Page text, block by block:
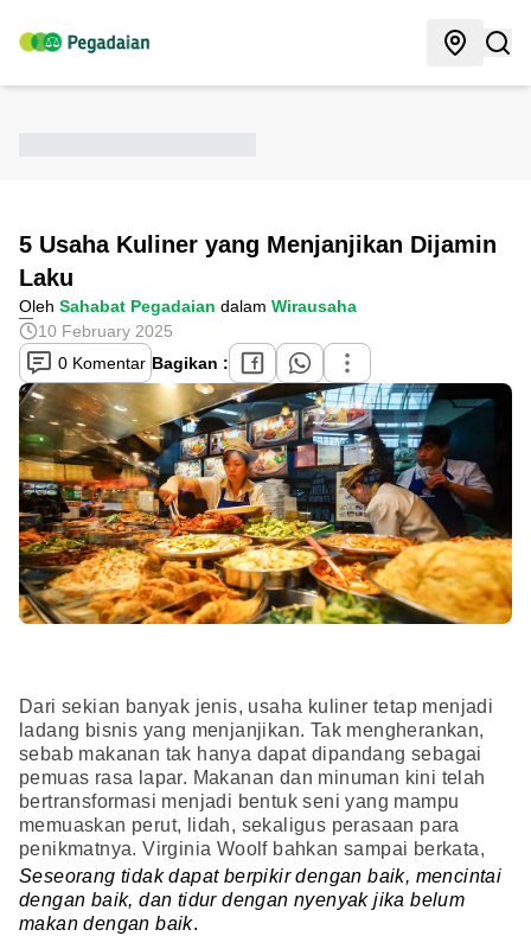
5 Usaha Kuliner yang Menjanjikan Dijamin
Laku
Oleh Sahabat Pegadaian dalam Wirausaha
10 February 2025
0 Komentar Bagikan :
Dari sekian banyak jenis, usaha kuliner tetap menjadi
ladang bisnis yang menjanjikan. Tak mengherankan,
sebab makanan tak hanya dapat dipandang sebagai
pemuas rasa lapar. Makanan dan minuman kini telah
bertransformasi menjadi bentuk seni yang mampu
memuaskan perut, lidah, sekaligus perasaan para
penikmatnya. Virginia Woolf bahkan sampai berkata,
Seseorang tidak dapat berpikir dengan baik, mencintai
dengan baik, dan tidur dengan nyenyak jika belum
makan dengan baik.